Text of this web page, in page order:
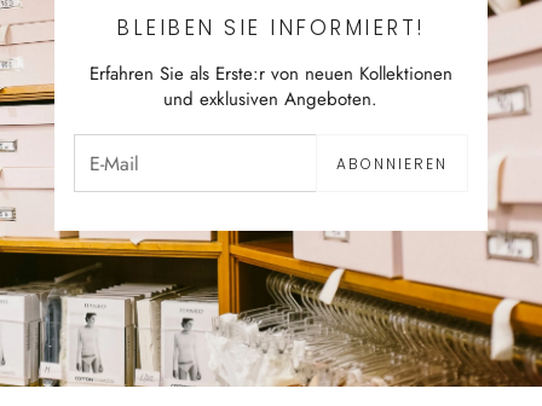
BLEIBEN SIE INFORMIERT!
Erfahren Sie als Erste:r von neuen Kollektionen
und exklusiven Angeboten.
ABONNIEREN